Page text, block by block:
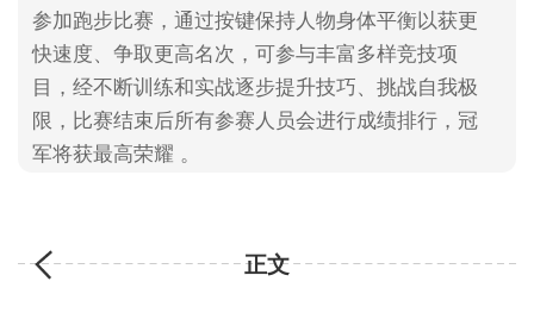
参加跑步比赛，通过按键保持人物身体平衡以获更
快速度、争取更高名次，可参与丰富多样竞技项
目，经不断训练和实战逐步提升技巧、挑战自我极
限，比赛结束后所有参赛人员会进行成绩排行，冠
军将获最高荣耀 。
正文